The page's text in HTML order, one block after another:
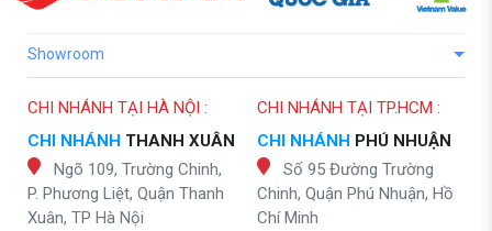
Showroom
CHI NHÁNH TẠI HÀ NỘI :
CHI NHÁNH THANH XUÂN
Ngõ 109, Trường Chinh,
P. Phương Liệt, Quận Thanh
Xuân, TP Hà Nội
CHI NHÁNH TẠI TP.HCM :
CHI NHÁNH PHÚ NHUẬN
Số 95 Đường Trường
Chinh, Quận Phú Nhuận, Hồ
Chí Minh